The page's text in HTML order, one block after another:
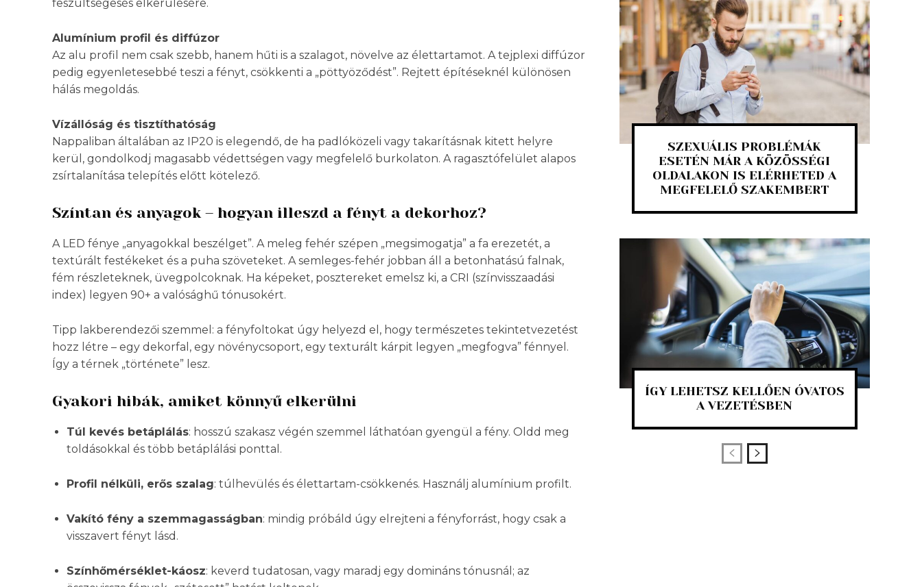
feszültségesés elkerülésére.
Alumínium profil és diffúzor
Az alu profil nem csak szebb, hanem hűti is a szalagot, növelve az élettartamot. A tejplexi diffúzor
pedig egyenletesebbé teszi a fényt, csökkenti a „pöttyöződést”. Rejtett építéseknél különösen
hálás megoldás.
Vízállóság és tisztíthatóság
Nappaliban általában az IP20 is elegendő, de ha padlóközeli vagy takarításnak kitett helyre
kerül, gondolkodj magasabb védettségen vagy megfelelő burkolaton. A ragasztófelület alapos
zsírtalanítása telepítés előtt kötelező.
Színtan és anyagok – hogyan illeszd a fényt a dekorhoz?
A LED fénye „anyagokkal beszélget”. A meleg fehér szépen „megsimogatja” a fa erezetét, a
textúrált festékeket és a puha szöveteket. A semleges-fehér jobban áll a betonhatású falnak,
fém részleteknek, üvegpolcoknak. Ha képeket, posztereket emelsz ki, a CRI (színvisszaadási
index) legyen 90+ a valósághű tónusokért.
Tipp lakberendezői szemmel: a fényfoltokat úgy helyezd el, hogy természetes tekintetvezetést
hozz létre – egy dekorfal, egy növénycsoport, egy texturált kárpit legyen „megfogva” fénnyel.
Így a térnek „története” lesz.
Gyakori hibák, amiket könnyű elkerülni
Túl kevés betáplálás: hosszú szakasz végén szemmel láthatóan gyengül a fény. Oldd meg
toldásokkal és több betáplálási ponttal.
Profil nélküli, erős szalag: túlhevülés és élettartam-csökkenés. Használj alumínium profilt.
Vakító fény a szemmagasságban: mindig próbáld úgy elrejteni a fényforrást, hogy csak a
visszavert fényt lásd.
Színhőmérséklet-káosz: keverd tudatosan, vagy maradj egy domináns tónusnál; az
SZEXUÁLIS PROBLÉMÁK
ESETÉN MÁR A KÖZÖSSÉGI
OLDALAKON IS ELÉRHETED A
MEGFELELŐ SZAKEMBERT
ÍGY LEHETSZ KELLŐEN ÓVATOS
A VEZETÉSBEN